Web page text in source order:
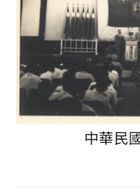
中華民